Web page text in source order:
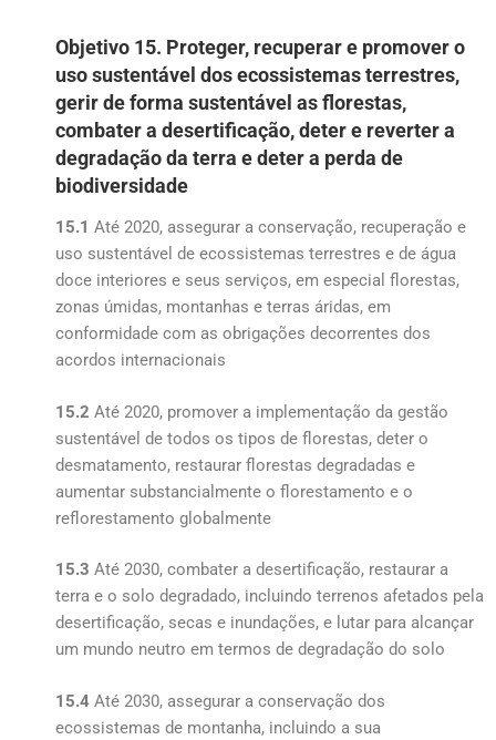
Objetivo 15. Proteger, recuperar e promover o
uso sustentável dos ecossistemas terrestres,
gerir de forma sustentável as florestas,
combater a desertificação, deter e reverter a
degradação da terra e deter a perda de
biodiversidade
15.1 Até 2020, assegurar a conservação, recuperação e
uso sustentável de ecossistemas terrestres e de água
doce interiores e seus serviços, em especial florestas,
zonas úmidas, montanhas e terras áridas, em
conformidade com as obrigações decorrentes dos
acordos internacionais
15.2 Até 2020, promover a implementação da gestão
sustentável de todos os tipos de florestas, deter o
desmatamento, restaurar florestas degradadas e
aumentar substancialmente o florestamento e o
reflorestamento globalmente
15.3 Até 2030, combater a desertificação, restaurar a
terra e o solo degradado, incluindo terrenos afetados pela
desertificação, secas e inundações, e lutar para alcançar
um mundo neutro em termos de degradação do solo
15.4 Até 2030, assegurar a conservação dos
ecossistemas de montanha, incluindo a sua